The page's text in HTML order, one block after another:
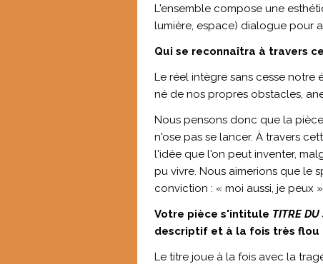
L'ensemble compose une
lumière, espace) dialogue pour
Qui se reconnaîtra à travers
Le réel intègre sans cesse notre
né de nos propres obstacles,
Nous pensons donc que la
n'ose pas se lancer. À travers
l'idée que l'on peut inventer,
pu vivre. Nous aimerions que le
conviction : « moi aussi, je peux
Votre pièce s'intitule TITRE
descriptif et à la fois très flou
Le titre joue à la fois avec la